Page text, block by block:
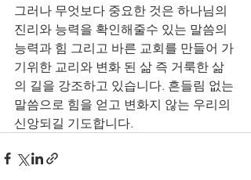
그러나 무엇보다 중요한 것은 하나님의
진리와 능력을 확인해줄수 있는 말씀의
능력과 힘 그리고 바른 교회를 만들어 가
기위한 교리와 변화 된 삶 즉 거룩한 삶
의 길을 강조하고 있습니다. 흔들림 없는
말씀으로 힘을 얻고 변화지 않는 우리의
신앙되길 기도합니다.